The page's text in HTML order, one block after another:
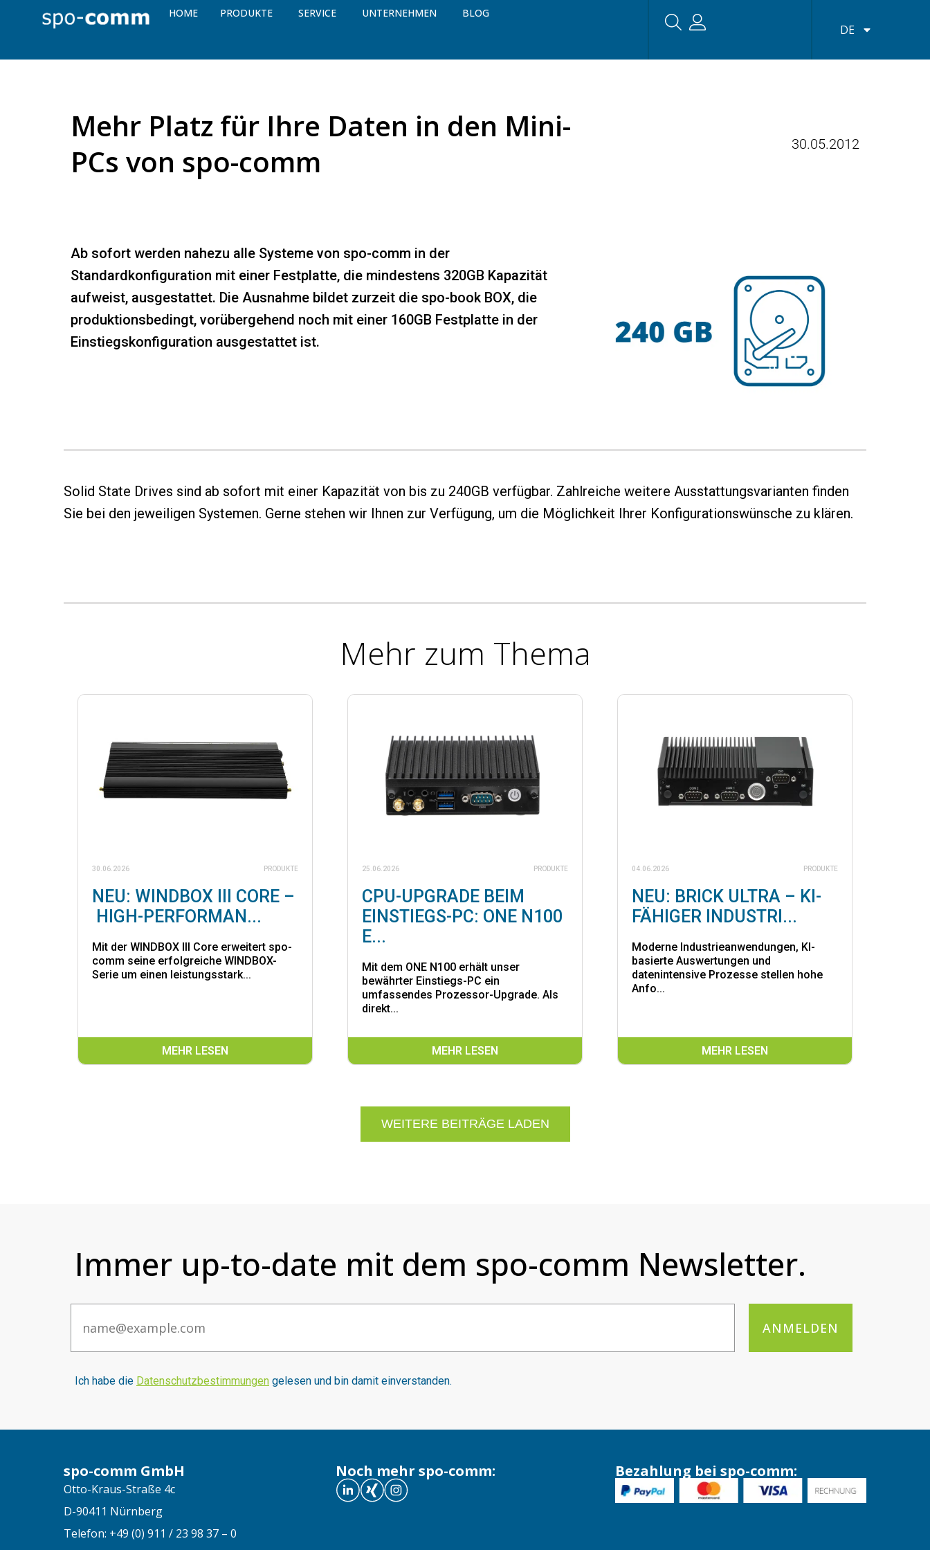
HOME PRODUKTE SERVICE UNTERNEHMEN BLOG
DE
Mehr Platz für Ihre Daten in den Mini-
PCs von spo-comm
30.05.2012
Ab sofort werden nahezu alle Systeme von spo-comm in der
Standardkonfiguration mit einer Festplatte, die mindestens 320GB Kapazität
aufweist, ausgestattet. Die Ausnahme bildet zurzeit die spo-book BOX, die
produktionsbedingt, vorübergehend noch mit einer 160GB Festplatte in der
Einstiegskonfiguration ausgestattet ist.
Solid State Drives sind ab sofort mit einer Kapazität von bis zu 240GB verfügbar. Zahlreiche weitere Ausstattungsvarianten finden
Sie bei den jeweiligen Systemen. Gerne stehen wir Ihnen zur Verfügung, um die Möglichkeit Ihrer Konfigurationswünsche zu klären.
Mehr zum Thema
30.06.2026 PRODUKTE
NEU: WINDBOX III CORE –
HIGH-PERFORMAN...
Mit der WINDBOX III Core erweitert spo-
comm seine erfolgreiche WINDBOX-
Serie um einen leistungsstark...
MEHR LESEN
25.06.2026 PRODUKTE
CPU-UPGRADE BEIM
EINSTIEGS-PC: ONE N100
E...
Mit dem ONE N100 erhält unser
bewährter Einstiegs-PC ein
umfassendes Prozessor-Upgrade. Als
direkt...
MEHR LESEN
04.06.2026 PRODUKTE
NEU: BRICK ULTRA – KI-
FÄHIGER INDUSTRI...
Moderne Industrieanwendungen, KI-
basierte Auswertungen und
datenintensive Prozesse stellen hohe
Anfo...
MEHR LESEN
WEITERE BEITRÄGE LADEN
Immer up-to-date mit dem spo-comm Newsletter.
ANMELDEN
Ich habe die Datenschutzbestimmungen gelesen und bin damit einverstanden.
spo-comm GmbH
Otto-Kraus-Straße 4c
D-90411 Nürnberg
Telefon: +49 (0) 911 / 23 98 37 – 0
Noch mehr spo-comm: Bezahlung bei spo-comm: